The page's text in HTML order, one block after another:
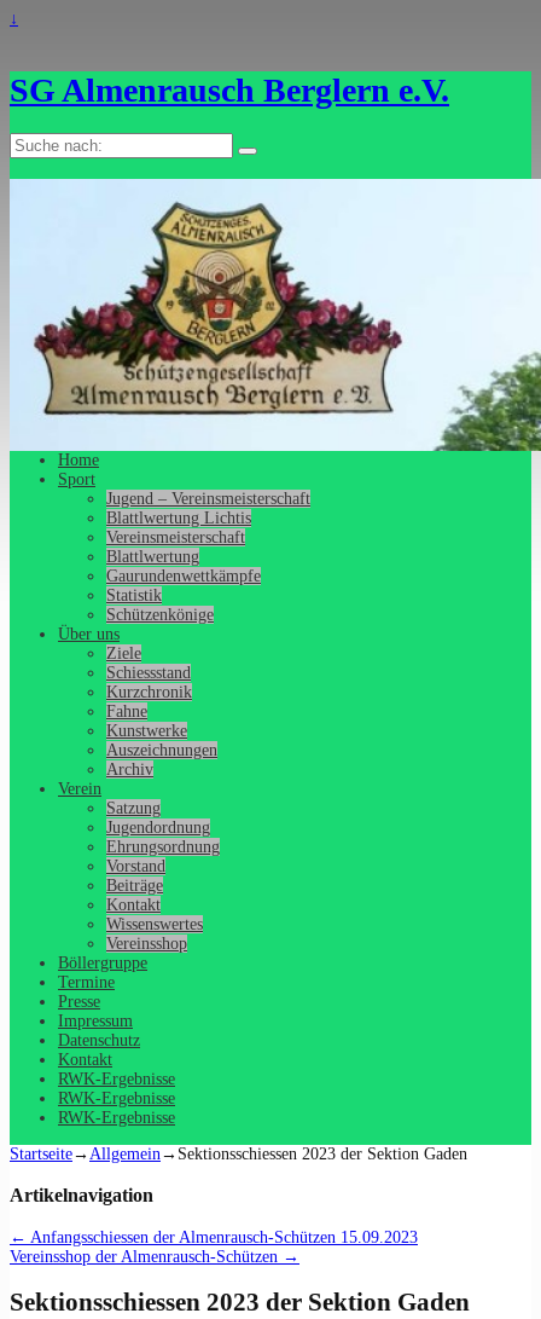
↓
SG Almenrausch Berglern e.V.
Suche
nach:
Home
Sport
Jugend – Vereinsmeisterschaft
Blattlwertung Lichtis
Vereinsmeisterschaft
Blattlwertung
Gaurundenwettkämpfe
Statistik
Schützenkönige
Über uns
Ziele
Schiessstand
Kurzchronik
Fahne
Kunstwerke
Auszeichnungen
Archiv
Verein
Satzung
Jugendordnung
Ehrungsordnung
Vorstand
Beiträge
Kontakt
Wissenswertes
Vereinsshop
Böllergruppe
Termine
Presse
Impressum
Datenschutz
Kontakt
RWK-Ergebnisse
RWK-Ergebnisse
RWK-Ergebnisse
Startseite→ Allgemein → Sektionsschiessen 2023 der Sektion Gaden
Artikelnavigation
← Anfangsschiessen der Almenrausch-Schützen 15.09.2023
Vereinsshop der Almenrausch-Schützen →
Sektionsschiessen 2023 der Sektion Gaden